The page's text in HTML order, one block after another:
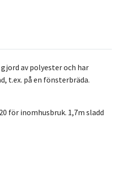
av polyester och har
t.ex. på en fönsterbräda.
för inomhusbruk. 1,7m sladd